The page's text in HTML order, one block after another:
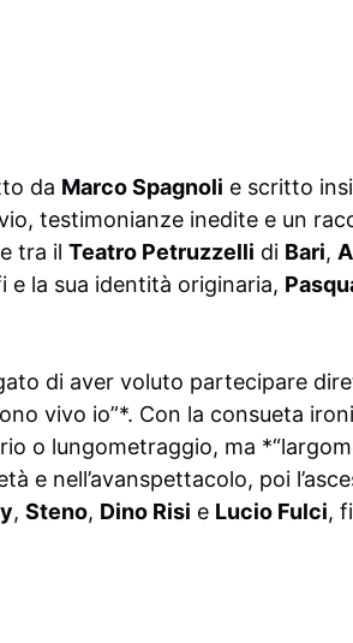
da Marco Spagnoli e scritto
testimonianze inedite e un
tra il Teatro Petruzzelli di Bari,
e la sua identità originaria,
di aver voluto partecipare
vivo io”*. Con la consueta
o lungometraggio, ma
e nell’avanspettacolo, poi
, Steno, Dino Risi e Lucio Fulci,